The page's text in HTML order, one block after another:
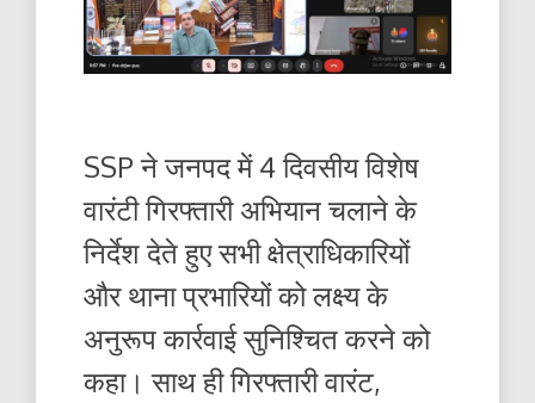
SSP ने जनपद में 4 दिवसीय विशेष
वारंटी गिरफ्तारी अभियान चलाने के
निर्देश देते हुए सभी क्षेत्राधिकारियों
और थाना प्रभारियों को लक्ष्य के
अनुरूप कार्रवाई सुनिश्चित करने को
कहा। साथ ही गिरफ्तारी वारंट,